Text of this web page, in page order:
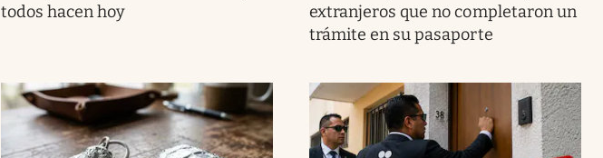
todos hacen hoy
extranjeros que no completaron un
trámite en su pasaporte